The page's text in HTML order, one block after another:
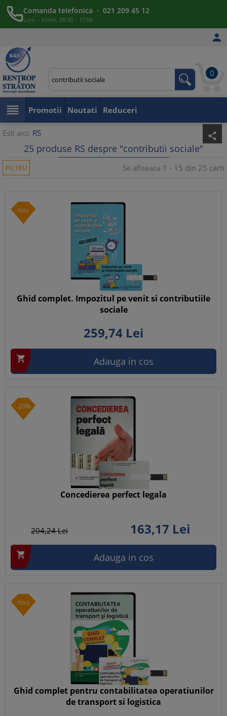
Comanda telefonica · 021 209 45 12
Luni – Vineri, 08:30 – 17:00

0
 Promotii Noutati Reduceri
Esti aici: RS share
25 produse RS despre "contributii sociale"
FILTRU Se afiseaza 1 - 15 din 25 carti
nou
Ghid complet. Impozitul pe venit si contributiile
sociale
259,74 Lei
 Adauga in cos
-20%
Concedierea perfect legala
204,24Lei 163,17 Lei
 Adauga in cos
nou
Ghid complet pentru contabilitatea operatiunilor
de transport si logistica